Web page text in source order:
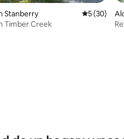
Stanberry Calificación
5 (30)
Timber Creek